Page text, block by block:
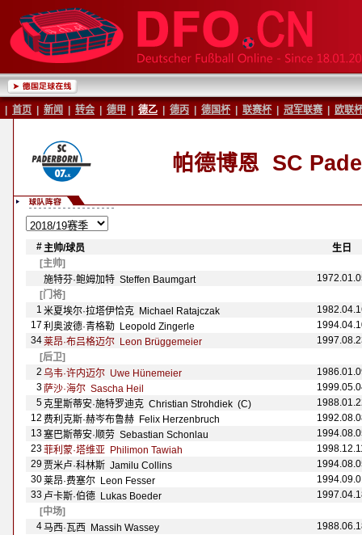
首页 新闻 转会 德甲 德乙 德丙 德国杯 联赛杯 冠军联赛 欧联
帕德博恩 SC
#主帅/球员 生日
[主帅]
施特芬·鲍姆加特 Steffen Baumgart
[门将]
1 米夏埃尔·拉塔伊恰克 Michael Ratajczak
17 利奥波德·青格勒 Leopold Zingerle
34莱昂·布吕格迈尔 Leon Brüggemeier
[后卫]
2 乌韦·许内迈尔 Uwe Hünemeier
3 萨沙·海尔 Sascha Heil
5 克里斯蒂安·施特罗迪克 Christian Strohdiek (C)
12 费利克斯·赫岑布鲁赫 Felix Herzenbruch
13 塞巴斯蒂安·顺劳 Sebastian Schonlau
23菲利蒙·塔维亚 Philimon Tawiah
29 贾米卢·科林斯 Jamilu Collins
30莱昂·费塞尔 Leon Fesser
33 卢卡斯·伯德 Lukas Boeder
[中场]
4马西·瓦西 Massih Wassey